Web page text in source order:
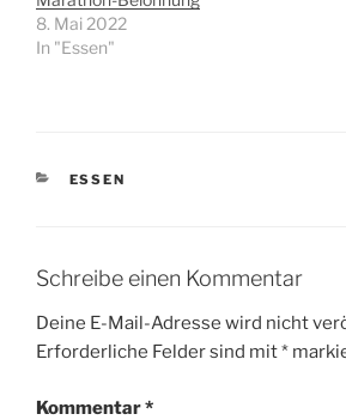
8. Mai 2022
In "Essen"
KATEGORIEN
ESSEN
Schreibe einen Kommentar
Deine E-Mail-Adresse wird nicht
Erforderliche Felder sind mit*
Kommentar*